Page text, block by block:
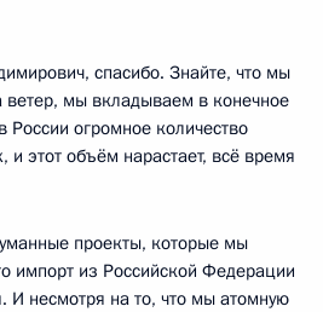
спасибо. Знайте, что мы
ветер, мы вкладываем в конечное
России огромное количество
этот объём нарастает, всё время
проекты, которые мы
импорт из Российской Федерации
И несмотря на то, что мы атомную